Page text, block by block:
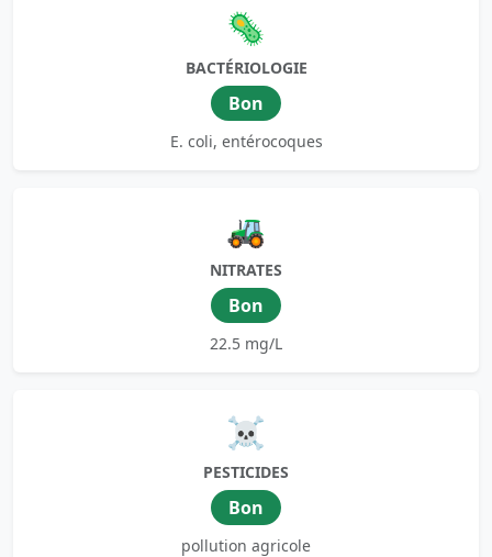
🦠
BACTÉRIOLOGIE
Bon
E. coli, entérocoques
🚜
NITRATES
Bon
22.5 mg/L
☠️
PESTICIDES
Bon
pollution agricole